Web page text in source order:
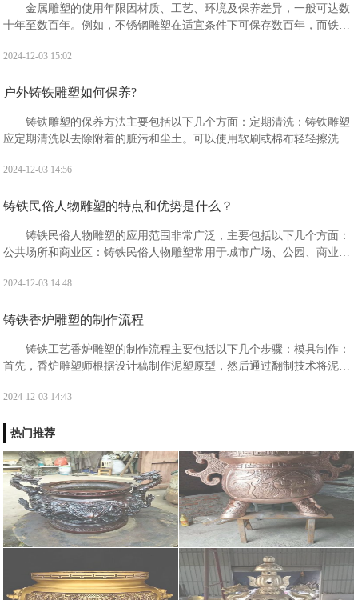
金属雕塑的使用年限因材质、工艺、环境及保养差异，一般可达数
十年至数百年。例如，不锈钢雕塑在适宜条件下可保存数百年，而铁艺
2024-12-03 15:02
户外铸铁雕塑如何保养?
‌铸铁雕塑的保养方法主要包括以下几个方面‌：‌定期清洗‌：铸铁雕塑
应定期清洗以去除附着的脏污和尘土。可以使用软刷或棉布轻轻擦洗，
2024-12-03 14:56
铸铁民俗人物雕塑的特点和优势‌是什么？
铸铁民俗人物雕塑的应用范围非常广泛，主要包括以下几个方面‌：‌
公共场所和商业区‌：铸铁民俗人物雕塑常用于城市广场、公园、商业街
市的文化氛围和艺术气息‌。
2024-12-03 14:48
铸铁香炉雕塑的制作流程
‌铸铁工艺香炉雕塑的制作流程主要包括以下几个步骤‌：‌模具制作‌：
首先，香炉雕塑师根据设计稿制作泥塑原型，然后通过翻制技术将泥塑
2024-12-03 14:43
热门推荐